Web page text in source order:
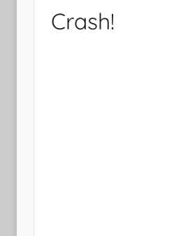
Crash!